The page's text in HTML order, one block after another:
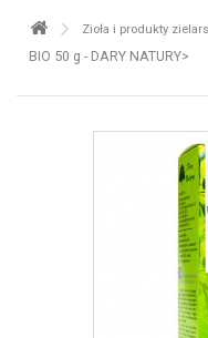
Zioła i produkty
BIO 50 g - DARY NATURY>